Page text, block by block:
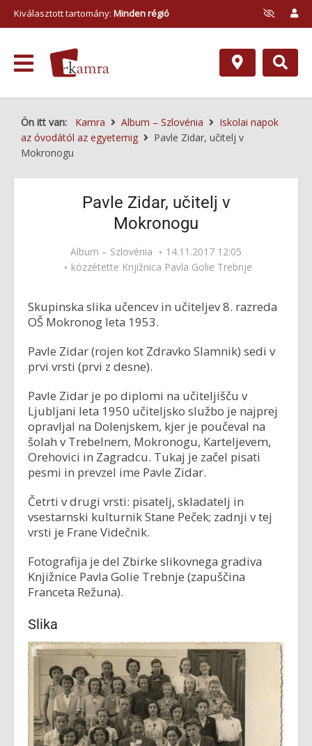
Kiválasztott tartomány: Minden régió
Ön itt van: Kamra Album – Szlovénia
Iskolai napok
az óvodától az egyetemig
Pavle Zidar, učitelj v
Mokronogu
Pavle Zidar, učitelj v
Mokronogu
Album – Szlovénia
14.11.2017 12:05
közzétette Knjižnica Pavla Golie Trebnje
Skupinska slika učencev in učiteljev 8. razreda
OŠ Mokronog leta 1953.
Pavle Zidar (rojen kot Zdravko Slamnik) sedi v
prvi vrsti (prvi z desne).
Pavle Zidar je po diplomi na učiteljišču v
Ljubljani leta 1950 učiteljsko službo je najprej
opravljal na Dolenjskem, kjer je poučeval na
šolah v Trebelnem, Mokronogu, Karteljevem,
Orehovici in Zagradcu. Tukaj je začel pisati
pesmi in prevzel ime Pavle Zidar.
Četrti v drugi vrsti: pisatelj, skladatelj in
vsestarnski kulturnik Stane Peček; zadnji v tej
vrsti je Frane Videčnik.
Fotografija je del Zbirke slikovnega gradiva
Knjižnice Pavla Golie Trebnje (zapuščina
Franceta Režuna).
Slika